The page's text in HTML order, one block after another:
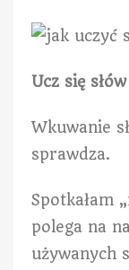
Ucz się
Wkuwanie
sprawdza.
Spotkałam
polega na
używanych